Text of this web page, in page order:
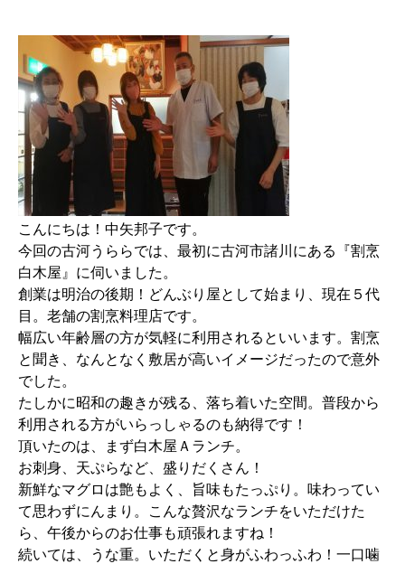
こんにちは！中矢邦子です。
今回の古河うららでは、最初に古河市諸川にある『割烹
白木屋』に伺いました。
創業は明治の後期！どんぶり屋として始まり、現在５代
目。老舗の割烹料理店です。
幅広い年齢層の方が気軽に利用されるといいます。割烹
と聞き、なんとなく敷居が高いイメージだったので意外
でした。
たしかに昭和の趣きが残る、落ち着いた空間。普段から
利用される方がいらっしゃるのも納得です！
頂いたのは、まず白木屋Ａランチ。
お刺身、天ぷらなど、盛りだくさん！
新鮮なマグロは艶もよく、旨味もたっぷり。味わってい
て思わずにんまり。こんな贅沢なランチをいただけた
ら、午後からのお仕事も頑張れますね！
続いては、うな重。いただくと身がふわっふわ！一口噛